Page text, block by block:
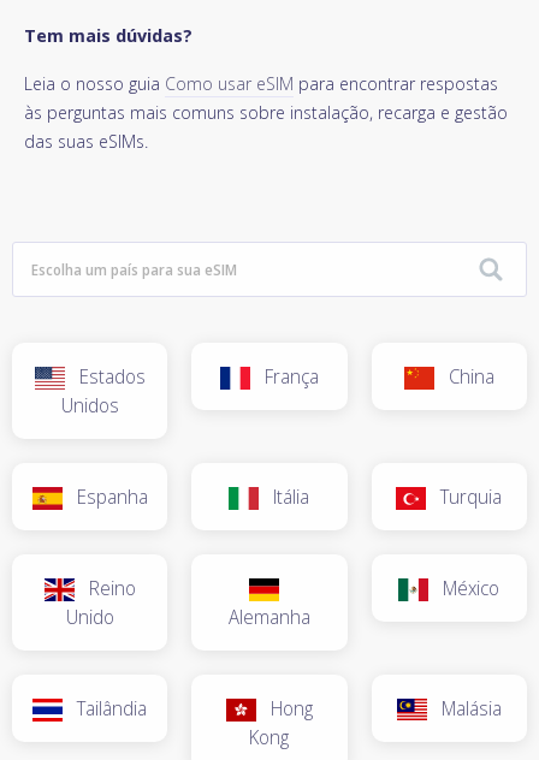
Tem mais dúvidas?
Leia o nosso guia Como usar eSIM para encontrar respostas
às perguntas mais comuns sobre instalação, recarga e gestão
das suas eSIMs.
Estados
Unidos
França China
Espanha Itália Turquia
Reino
Unido
Alemanha
México
Tailândia
Hong
Kong
Malásia